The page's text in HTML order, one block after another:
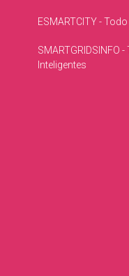
ESMARTCITY -
SMARTGRIDSINFO
Inteligentes